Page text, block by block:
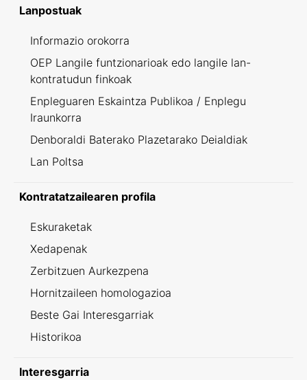
Lanpostuak
Informazio orokorra
OEP Langile funtzionarioak edo langile lan-
kontratudun finkoak
Enpleguaren Eskaintza Publikoa / Enplegu
Iraunkorra
Denboraldi Baterako Plazetarako Deialdiak
Lan Poltsa
Kontratatzailearen profila
Eskuraketak
Xedapenak
Zerbitzuen Aurkezpena
Hornitzaileen homologazioa
Beste Gai Interesgarriak
Historikoa
Interesgarria